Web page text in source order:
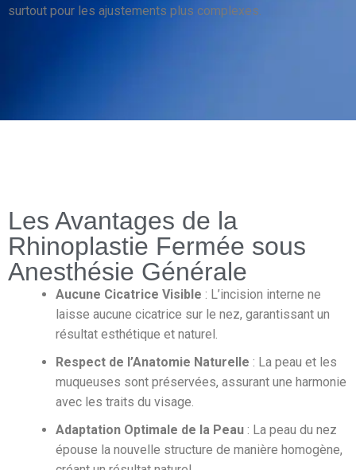
surtout pour les ajustements plus complexes.
Les Avantages de la
Rhinoplastie Fermée sous
Anesthésie Générale
Aucune Cicatrice Visible : L’incision interne ne
laisse aucune cicatrice sur le nez, garantissant un
résultat esthétique et naturel.
Respect de l’Anatomie Naturelle : La peau et les
muqueuses sont préservées, assurant une harmonie
avec les traits du visage.
Adaptation Optimale de la Peau : La peau du nez
épouse la nouvelle structure de manière homogène,